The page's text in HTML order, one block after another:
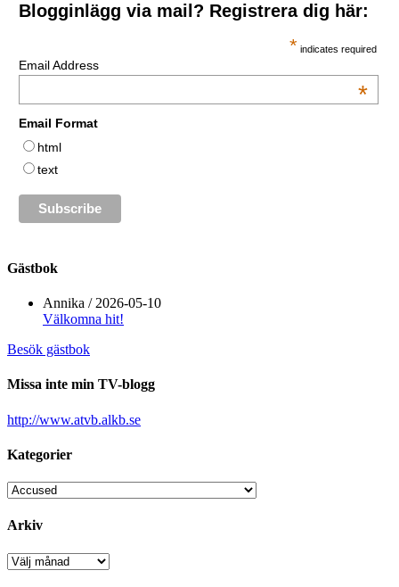
Blogginlägg via mail? Registrera dig här:
* indicates required
Email Address
*
Email Format
html
text
Gästbok
Annika / 2026-05-10
Välkomna hit!
Besök gästbok
Missa inte min TV-blogg
http://www.atvb.alkb.se
Kategorier
Kategorier
Arkiv
Arkiv